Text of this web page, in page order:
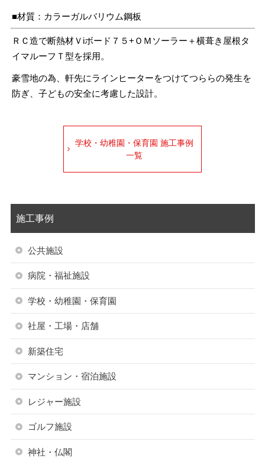
■材質：カラーガルバリウム鋼板
ＲＣ造で断熱材Ｖiボード７５+ＯＭソーラー＋横葺き屋根タ
イマルーフＴ型を採用。
豪雪地の為、軒先にラインヒーターをつけてつららの発生を
防ぎ、子どもの安全に考慮した設計。
学校・幼稚園・保育園 施工事例
一覧
施工事例
公共施設
病院・福祉施設
学校・幼稚園・保育園
社屋・工場・店舗
新築住宅
マンション・宿泊施設
レジャー施設
ゴルフ施設
神社・仏閣